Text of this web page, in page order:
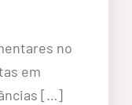
no
em
[…]